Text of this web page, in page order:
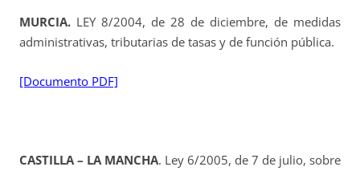
MURCIA. LEY 8/2004, de 28 de diciembre, de medidas
administrativas, tributarias de tasas y de función pública.
[Documento PDF]
CASTILLA – LA MANCHA. Ley 6/2005, de 7 de julio, sobre